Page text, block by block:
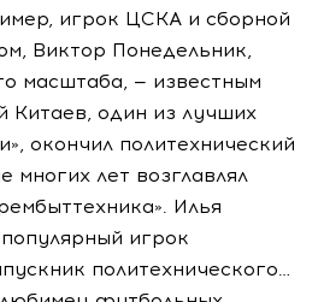
игрок ЦСКА и сборной
Виктор Понедельник,
масштаба, — известным
один из лучших
окончил политехнический
многих лет возглавлял
Илья
игрок
политехнического…